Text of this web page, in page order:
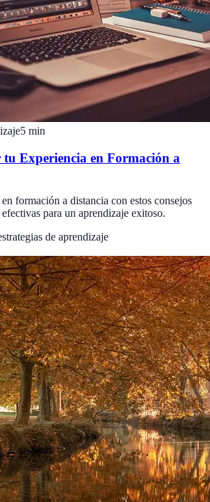
5 min
Experiencia en Formación a
formación a distancia con estos consejos
para un aprendizaje exitoso.
de aprendizaje